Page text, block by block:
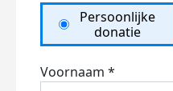
Persoonlijke
donatie
Voornaam *